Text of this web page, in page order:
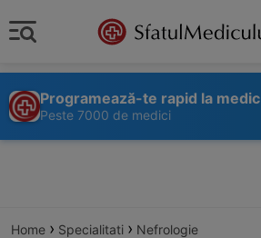
Programează-te rapid la medic
Peste 7000 de medici
Home › Specialitati › Nefrologie